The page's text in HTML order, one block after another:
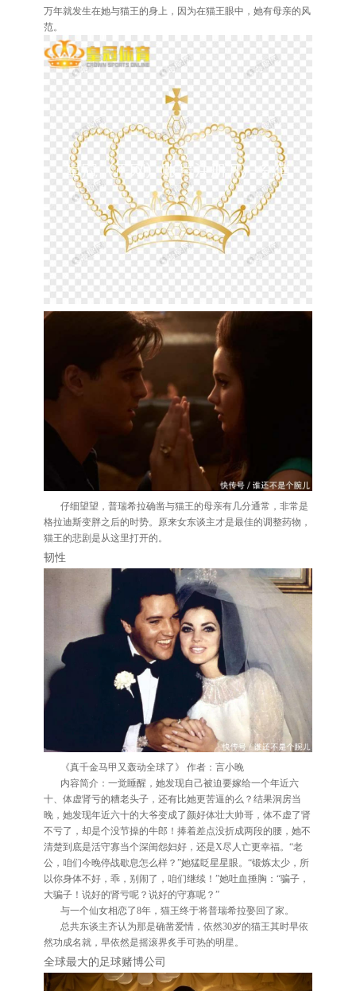
万年就发生在她与猫王的身上，因为在猫王眼中，她有母亲的风
范。
仔细望望，普瑞希拉确凿与猫王的母亲有几分通常，非常是
格拉迪斯变胖之后的时势。原来女东谈主才是最佳的调整药物，
猫王的悲剧是从这里打开的。
韧性
《真千金马甲又轰动全球了》 作者：言小晚
内容简介：一觉睡醒，她发现自己被迫要嫁给一个年近六
十、体虚肾亏的糟老头子，还有比她更苦逼的么？结果洞房当
晚，她发现年近六十的大爷变成了颜好体壮大帅哥，体不虚了肾
不亏了，却是个没节操的牛郎！捧着差点没折成两段的腰，她不
清楚到底是活守寡当个深闺怨妇好，还是X尽人亡更幸福。“老
公，咱们今晚停战歇息怎么样？”她猛眨星星眼。“锻炼太少，所
以你身体不好，乖，别闹了，咱们继续！”她吐血捶胸：“骗子，
大骗子！说好的肾亏呢？说好的守寡呢？”
与一个仙女相恋了8年，猫王终于将普瑞希拉娶回了家。
总共东谈主齐认为那是确凿爱情，依然30岁的猫王其时早依
然功成名就，早依然是摇滚界炙手可热的明星。
全球最大的足球赌博公司